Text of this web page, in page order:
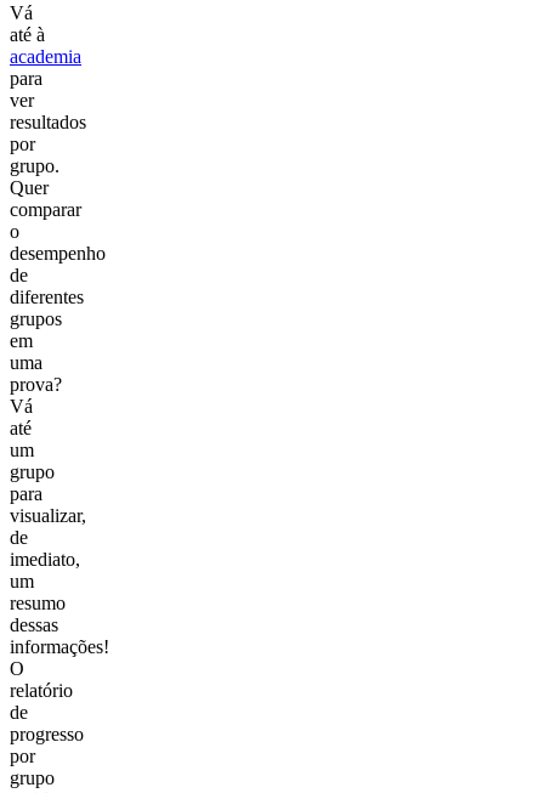
Vá
até à
academia
para
ver
resultados
por
grupo.
Quer
comparar
o
desempenho
de
diferentes
grupos
em
uma
prova?
Vá
até
um
grupo
para
visualizar,
de
imediato,
um
resumo
dessas
informações!
O
relatório
de
progresso
por
grupo